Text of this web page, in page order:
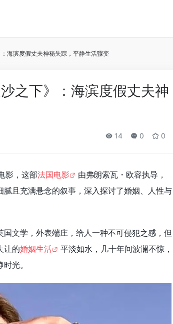
海滨度假丈夫神秘失踪，平静生活骤变
之下》：海滨度假丈夫神
14 0 0
影，这部法国电影
由弗朗索瓦・欧容执导，
且充满悬念的叙事，深入探讨了婚姻、人性与
文学，外表端庄，给人一种不可侵犯之感，但
让的婚姻生活
平淡如水，几十年间波澜不惊，
光。